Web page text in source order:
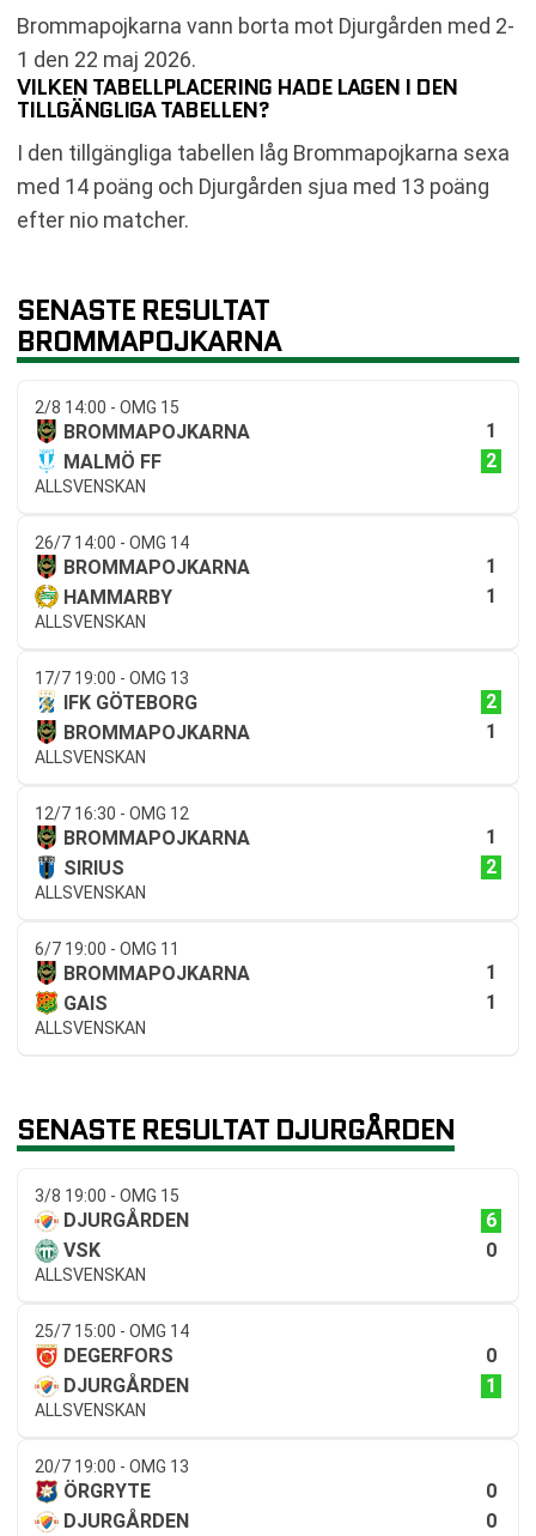
Brommapojkarna vann borta mot Djurgården med 2-
1 den 22 maj 2026.
VILKEN TABELLPLACERING HADE LAGEN I DEN
TILLGÄNGLIGA TABELLEN?
I den tillgängliga tabellen låg Brommapojkarna sexa
med 14 poäng och Djurgården sjua med 13 poäng
efter nio matcher.
SENASTE RESULTAT
BROMMAPOJKARNA
2/8 14:00 - OMG 15
BROMMAPOJKARNA
1
MALMÖ FF
2
ALLSVENSKAN
26/7 14:00 - OMG 14
BROMMAPOJKARNA
1
HAMMARBY
1
ALLSVENSKAN
17/7 19:00 - OMG 13
IFK GÖTEBORG
2
BROMMAPOJKARNA
1
ALLSVENSKAN
12/7 16:30 - OMG 12
BROMMAPOJKARNA
1
SIRIUS
2
ALLSVENSKAN
6/7 19:00 - OMG 11
BROMMAPOJKARNA
1
GAIS
1
ALLSVENSKAN
SENASTE RESULTAT DJURGÅRDEN
3/8 19:00 - OMG 15
DJURGÅRDEN
6
VSK
0
ALLSVENSKAN
25/7 15:00 - OMG 14
DEGERFORS
0
DJURGÅRDEN
1
ALLSVENSKAN
20/7 19:00 - OMG 13
ÖRGRYTE
0
DJURGÅRDEN
0